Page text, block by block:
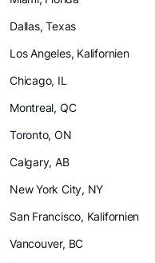
Dallas, Texas
Los Angeles, Kalifornien
Chicago, IL
Montreal, QC
Toronto, ON
Calgary, AB
New York City, NY
San Francisco, Kalifornien
Vancouver, BC